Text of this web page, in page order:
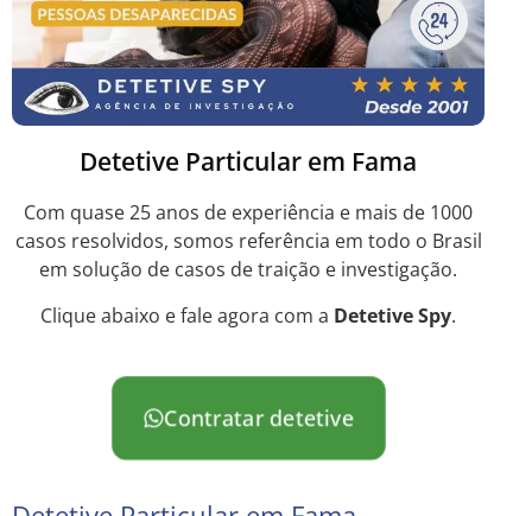
Detetive Particular em Fama
Com quase 25 anos de experiência e mais de 1000
casos resolvidos, somos referência em todo o Brasil
em solução de casos de traição e investigação.
Clique abaixo e fale agora com a Detetive Spy.
Contratar detetive